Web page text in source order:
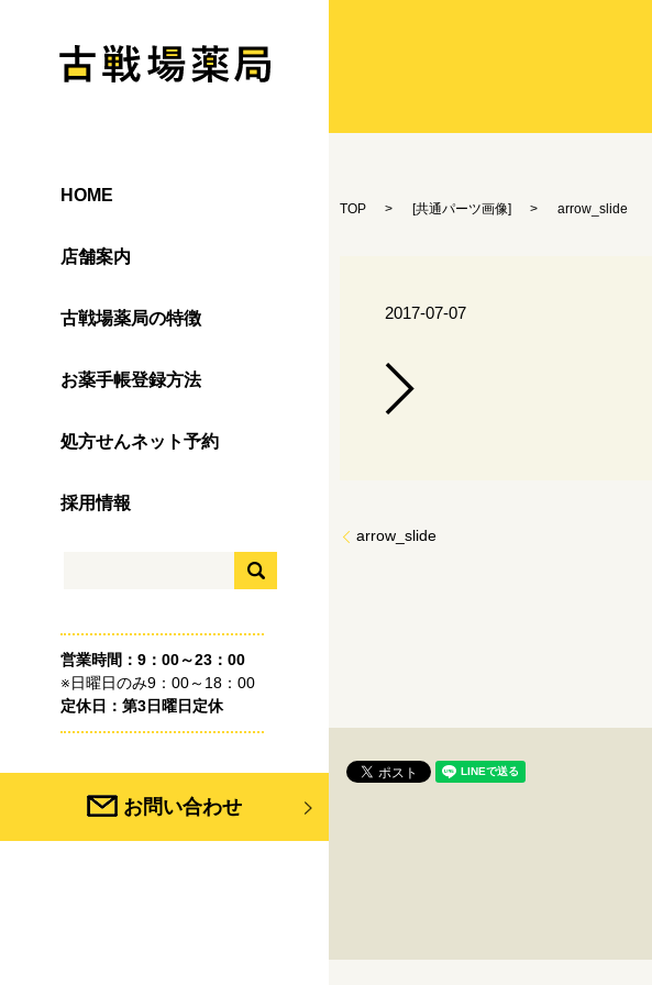
HOME
店舗案内
古戦場薬局の特徴
お薬手帳登録方法
処方せんネット予約
採用情報
営業時間：9：00～23：00
※日曜日のみ9：00～18：00
定休日：第3日曜日定休
お問い合わせ
TOP [共通パーツ画像] arrow_slide
2017-07-07
arrow_slide